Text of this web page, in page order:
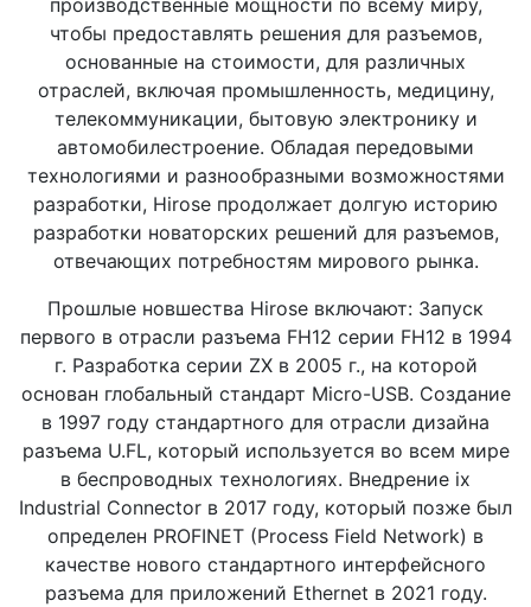
чтобы предоставлять решения для разъемов,
основанные на стоимости, для различных
отраслей, включая промышленность, медицину,
телекоммуникации, бытовую электронику и
автомобилестроение. Обладая передовыми
технологиями и разнообразными возможностями
разработки, Hirose продолжает долгую историю
разработки новаторских решений для разъемов,
отвечающих потребностям мирового рынка.
Прошлые новшества Hirose включают: Запуск
первого в отрасли разъема FH12 серии FH12 в 1994
г. Разработка серии ZX в 2005 г., на которой
основан глобальный стандарт Micro-USB. Создание
в 1997 году стандартного для отрасли дизайна
разъема U.FL, который используется во всем мире
в беспроводных технологиях. Внедрение ix
Industrial Connector в 2017 году, который позже был
определен PROFINET (Process Field Network) в
качестве нового стандартного интерфейсного
разъема для приложений Ethernet в 2021 году.